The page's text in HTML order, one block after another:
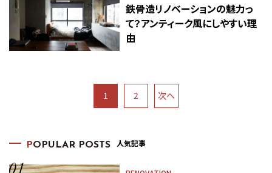
鉄骨造リノベーションの魅力っ
て？アンティーク風にしやすい理
由
1 2 次へ
POPULAR POSTS 人気記事